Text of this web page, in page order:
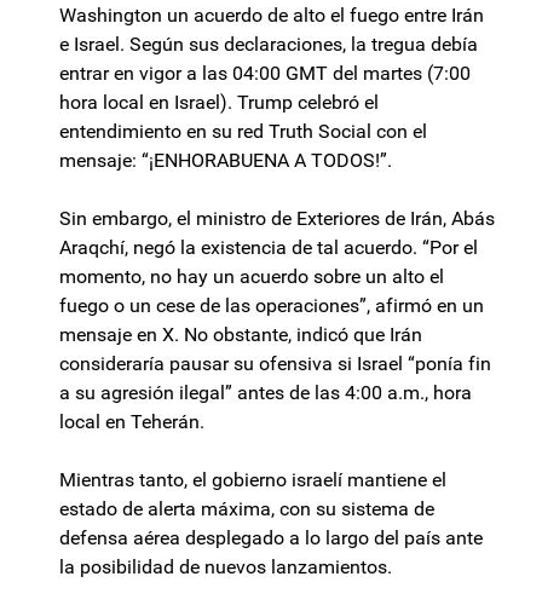
Washington un acuerdo de alto el fuego entre Irán
e Israel. Según sus declaraciones, la tregua debía
entrar en vigor a las 04:00 GMT del martes (7:00
hora local en Israel). Trump celebró el
entendimiento en su red Truth Social con el
mensaje: “¡ENHORABUENA A TODOS!”.
Sin embargo, el ministro de Exteriores de Irán, Abás
Araqchí, negó la existencia de tal acuerdo. “Por el
momento, no hay un acuerdo sobre un alto el
fuego o un cese de las operaciones”, afirmó en un
mensaje en X. No obstante, indicó que Irán
consideraría pausar su ofensiva si Israel “ponía fin
a su agresión ilegal” antes de las 4:00 a.m., hora
local en Teherán.
Mientras tanto, el gobierno israelí mantiene el
estado de alerta máxima, con su sistema de
defensa aérea desplegado a lo largo del país ante
la posibilidad de nuevos lanzamientos.